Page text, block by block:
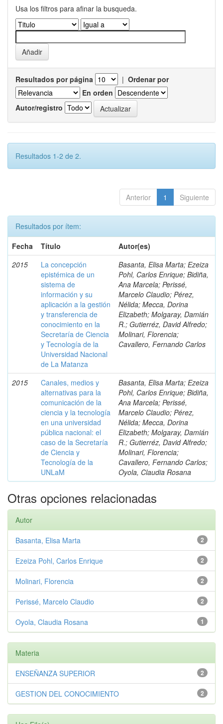
Usa los filtros para afinar la busqueda.
Resultados por página | Ordenar por
En orden
Autor/registro
Resultados 1-2 de 2.
Anterior 1 Siguiente
Resultados por ítem:
Fecha
Título
Autor(es)
2015
La concepción
epistémica de un
sistema de
información y su
aplicación a la gestión
y transferencia de
conocimiento en la
Secretaría de Ciencia
y Tecnología de la
Universidad Nacional
de La Matanza
Basanta, Elisa Marta; Ezeiza
Pohl, Carlos Enrique; Bidiña,
Ana Marcela; Perissé,
Marcelo Claudio; Pérez,
Nélida; Mecca, Dorina
Elizabeth; Molgaray, Damián
R.; Gutierréz, David Alfredo;
Molinari, Florencia;
Cavallero, Fernando Carlos
2015
Canales, medios y
alternativas para la
comunicación de la
ciencia y la tecnología
en una universidad
pública nacional: el
caso de la Secretaría
de Ciencia y
Tecnología de la
UNLaM
Basanta, Elisa Marta; Ezeiza
Pohl, Carlos Enrique; Bidiña,
Ana Marcela; Perissé,
Marcelo Claudio; Pérez,
Nélida; Mecca, Dorina
Elizabeth; Molgaray, Damián
R.; Gutierréz, David Alfredo;
Molinari, Florencia;
Cavallero, Fernando Carlos;
Oyola, Claudia Rosana
Otras opciones relacionadas
Autor
2
Basanta, Elisa Marta
2
Ezeiza Pohl, Carlos Enrique
2
Molinari, Florencia
2
Perissé, Marcelo Claudio
1
Oyola, Claudia Rosana
Materia
2
ENSEÑANZA SUPERIOR
2
GESTION DEL CONOCIMIENTO